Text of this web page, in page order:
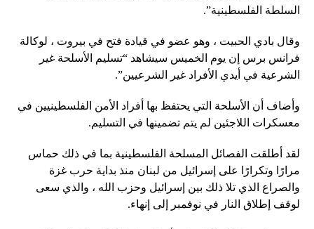
السلطة الفلسطينية”.
وقال بادي الحبيت ، وهو عضو في قيادة فتح في بيروت ، لوكالة
فرانس برس إن يوم الخميس سيشاهد “تسليم الأسلحة غير
الشرعية في أيدي الأفراد غير الشرعيين”.
وأضاف أن الأسلحة التي يحتفظ بها أفراد الأمن الفلسطينيين في
معسكرات اللاجئين لم يتم تضمينها في التسليم.
لقد أطلقت الفصائل المسلحة الفلسطينية بما في ذلك حماس
مرارًا وتكرارًا على إسرائيل من لبنان منذ بداية حرب غزة
والصراع الذي تلا ذلك بين إسرائيل وحزب الله ، والذي سعى
لوقف إطلاق النار في نوفمبر إلى إنهاء.